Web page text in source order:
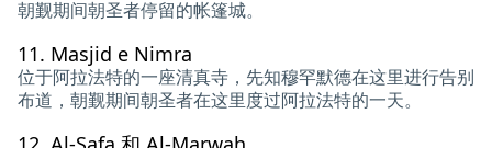
朝觐期间朝圣者停留的帐篷城。
11. Masjid e Nimra
位于阿拉法特的一座清真寺，先知穆罕默德在这里进行告别
布道，朝觐期间朝圣者在这里度过阿拉法特的一天。